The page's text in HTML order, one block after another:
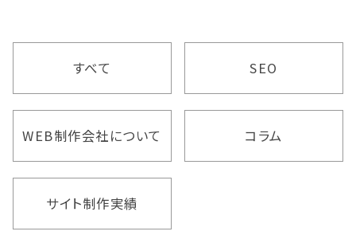
すべて SEO
WEB制作会社について コラム
サイト制作実績